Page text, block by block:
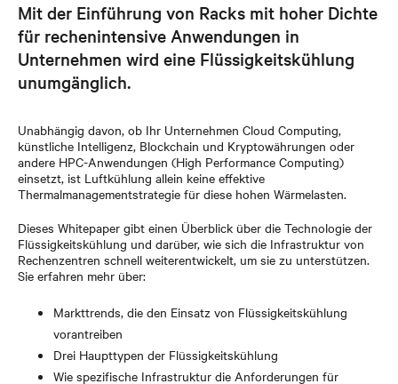
Mit der Einführung von Racks mit hoher Dichte
für rechenintensive Anwendungen in
Unternehmen wird eine Flüssigkeitskühlung
unumgänglich.
Unabhängig davon, ob Ihr Unternehmen Cloud Computing,
künstliche Intelligenz, Blockchain und Kryptowährungen oder
andere HPC-Anwendungen (High Performance Computing)
einsetzt, ist Luftkühlung allein keine effektive
Thermalmanagementstrategie für diese hohen Wärmelasten.
Dieses Whitepaper gibt einen Überblick über die Technologie der
Flüssigkeitskühlung und darüber, wie sich die Infrastruktur von
Rechenzentren schnell weiterentwickelt, um sie zu unterstützen.
Sie erfahren mehr über:
Markttrends, die den Einsatz von Flüssigkeitskühlung
vorantreiben
Drei Haupttypen der Flüssigkeitskühlung
Wie spezifische Infrastruktur die Anforderungen für